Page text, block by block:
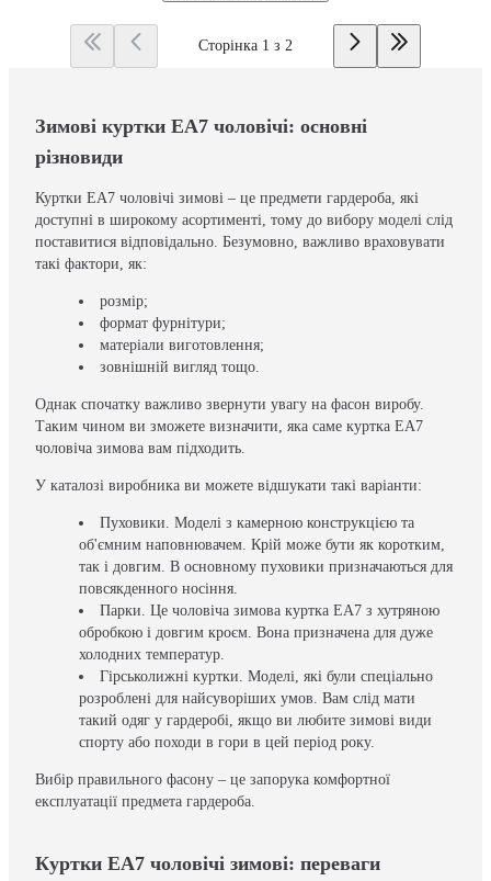
Сторінка 1 з 2
Зимові куртки EA7 чоловічі: основні
різновиди
Куртки EA7 чоловічі зимові – це предмети гардероба, які
доступні в широкому асортименті, тому до вибору моделі слід
поставитися відповідально. Безумовно, важливо враховувати
такі фактори, як:
розмір;
формат фурнітури;
матеріали виготовлення;
зовнішній вигляд тощо.
Однак спочатку важливо звернути увагу на фасон виробу.
Таким чином ви зможете визначити, яка саме куртка EA7
чоловіча зимова вам підходить.
У каталозі виробника ви можете відшукати такі варіанти:
Пуховики. Моделі з камерною конструкцією та
об'ємним наповнювачем. Крій може бути як коротким,
так і довгим. В основному пуховики призначаються для
повсякденного носіння.
Парки. Це чоловіча зимова куртка EA7 з хутряною
обробкою і довгим кроєм. Вона призначена для дуже
холодних температур.
Гірськолижні куртки. Моделі, які були спеціально
розроблені для найсуворіших умов. Вам слід мати
такий одяг у гардеробі, якщо ви любите зимові види
спорту або походи в гори в цей період року.
Вибір правильного фасону – це запорука комфортної
експлуатації предмета гардероба.
Куртки EA7 чоловічі зимові: переваги